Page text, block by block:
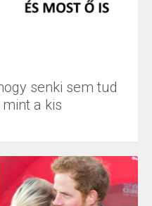
senki sem tud
a kis